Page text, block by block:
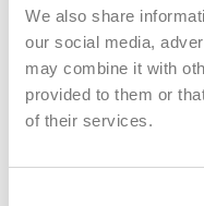
We also share
our social media,
may combine it with
provided to them or
of their services.
iQ.3 dishwash